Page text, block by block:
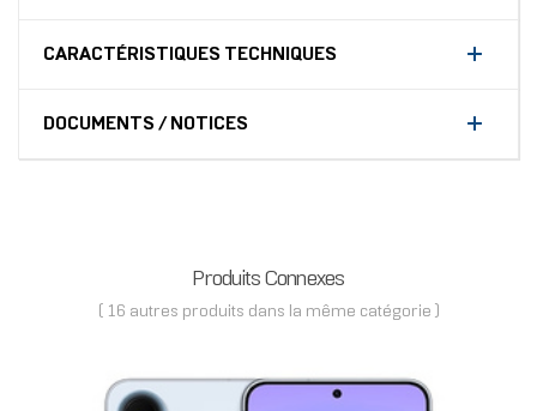
CARACTÉRISTIQUES TECHNIQUES
DOCUMENTS / NOTICES
Produits Connexes
( 16 autres produits dans la même catégorie )